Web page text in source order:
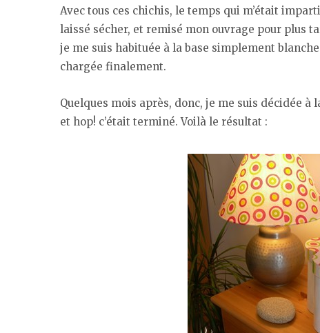
Avec tous ces chichis, le temps qui m’était
laissé sécher, et remisé mon ouvrage pour plus
je me suis habituée à la base simplement
chargée finalement.
Quelques mois après, donc, je me suis décidée à
et hop! c’était terminé. Voilà le résultat :